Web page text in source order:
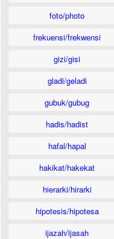
foto/photo
frekuensi/frekwensi
gizi/gisi
gladi/geladi
gubuk/gubug
hadis/hadist
hafal/hapal
hakikat/hakekat
hierarki/hirarki
hipotesis/hipotesa
ijazah/ijasah